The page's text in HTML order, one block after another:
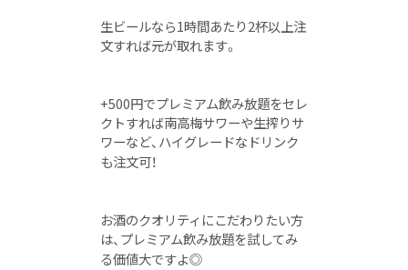
生ビールなら1時間あたり2杯以上注
文すれば元が取れます。
+500円でプレミアム飲み放題をセレ
クトすれば南高梅サワーや生搾りサ
ワーなど、ハイグレードなドリンク
も注文可！
お酒のクオリティにこだわりたい方
は、プレミアム飲み放題を試してみ
る価値大ですよ◎